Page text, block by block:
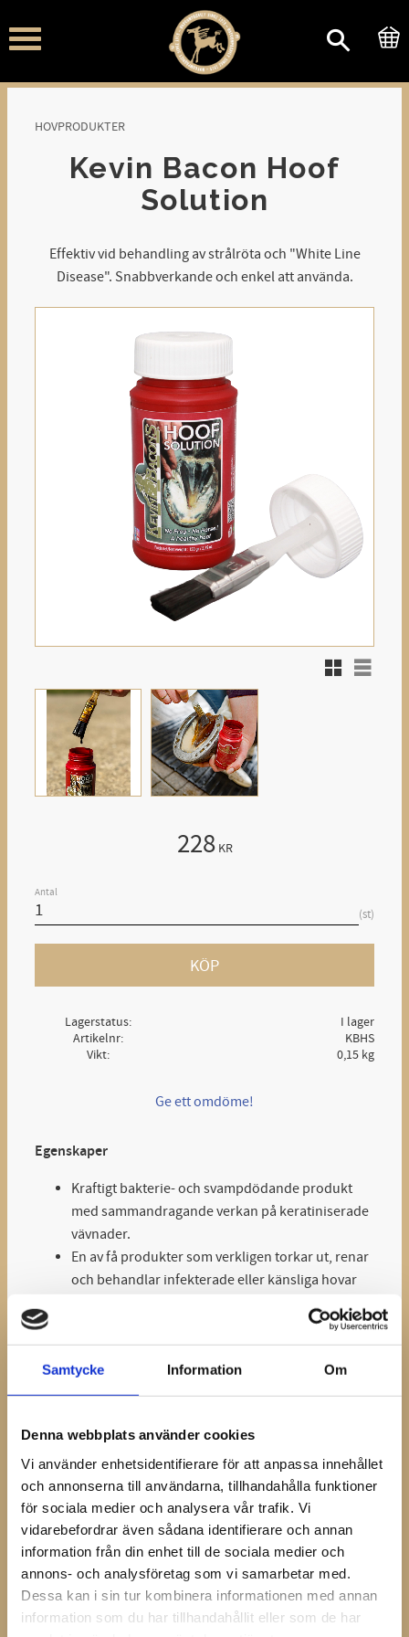
Samtycke Information Om
Denna webbplats använder cookies
Vi använder enhetsidentifierare för att anpassa innehållet
och annonserna till användarna, tillhandahålla funktioner
för sociala medier och analysera vår trafik. Vi
vidarebefordrar även sådana identifierare och annan
information från din enhet till de sociala medier och
annons- och analysföretag som vi samarbetar med.
Dessa kan i sin tur kombinera informationen med annan
information som du har tillhandahållit eller som de har
Meny
HOVPRODUKTER
Kevin Bacon Hoof
Solution
Effektiv vid behandling av strålröta och "White Line
Disease". Snabbverkande och enkel att använda.
Rutnätsvy
Listvy
228KR
Antal
st
KÖP
Lagerstatus
I lager
Artikelnr
KBHS
Vikt
0,15 kg
Ge ett omdöme!
Egenskaper
Kraftigt bakterie- och svampdödande produkt
med sammandragande verkan på keratiniserade
vävnader.
En av få produkter som verkligen torkar ut, renar
och behandlar infekterade eller känsliga hovar
Behandlar svampinfektioner i och runt strålen
och ballarna och kan appliceras som ett
förebyggande skydd i samband med skoning.
Regelbunden användning av Kevin Bacon Hoof
och friska.
En 100% naturlig produkt baserad på ett mycket
gammalt recept.
Enkel att applicera. Pensel följer med i locket.
Burken innehåller 150 gram.
Tillverkad i Belgium
Bruksanvisning:Borsta hoven noga och ta bort all
smuts (utan att använda vatten!). Skaka flaskan några